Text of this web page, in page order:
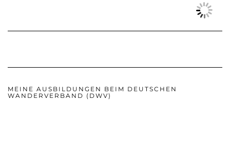
MEINE AUSBILDUNGEN BEIM DEUTSCHEN
WANDERVERBAND (DWV)